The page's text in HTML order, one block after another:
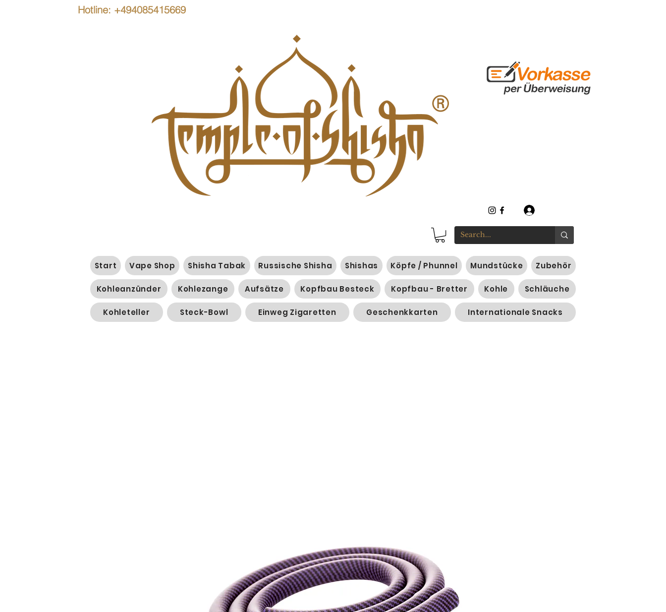
Hotline: +494085415669
Start Vape Shop Shisha Tabak Russische Shisha Shishas Köpfe / Phunnel Mundstücke Zubehör
Kohleanzünder Kohlezange Aufsätze Kopfbau Besteck Kopfbau - Bretter Kohle Schläuche
Kohleteller Steck-Bowl Einweg Zigaretten Geschenkkarten Internationale Snacks